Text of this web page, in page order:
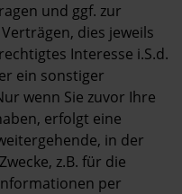
und ggf. zur
dies jeweils
Interesse i.S.d.
ein sonstiger
wenn Sie zuvor Ihre
erfolgt eine
in der
z.B. für die
per